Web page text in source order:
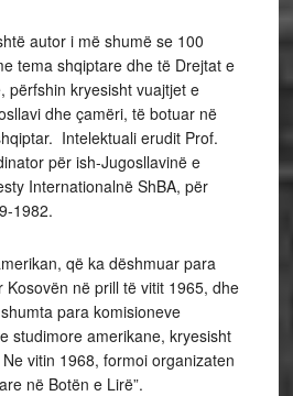
autor i më shumë se 100
tema shqiptare dhe të Drejtat e
përfshin kryesisht vuajtjet e
dhe çamëri, të botuar në
Intelektuali erudit Prof.
për ish-Jugosllavinë e
Internationalnë ShBA, për
1982.
që ka dëshmuar para
Kosovën në prill të vitit 1965, dhe
para komisioneve
studimore amerikane, kryesisht
vitin 1968, formoi organizaten
në Botën e Lirë”.